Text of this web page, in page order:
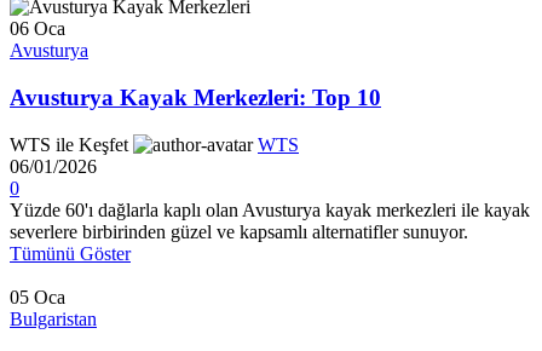
06 Oca
Avusturya
Avusturya Kayak Merkezleri: Top 10
WTS ile Keşfet
WTS
06/01/2026
0
Yüzde 60'ı dağlarla kaplı olan Avusturya kayak merkezleri ile kayak
severlere birbirinden güzel ve kapsamlı alternatifler sunuyor.
Tümünü Göster
05 Oca
Bulgaristan